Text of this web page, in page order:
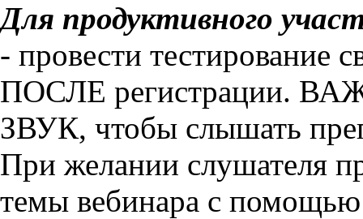
Для продуктивного
- провести тестирование
ПОСЛЕ регистрации.
ЗВУК, чтобы слышать
При желании слушателя
темы вебинара с